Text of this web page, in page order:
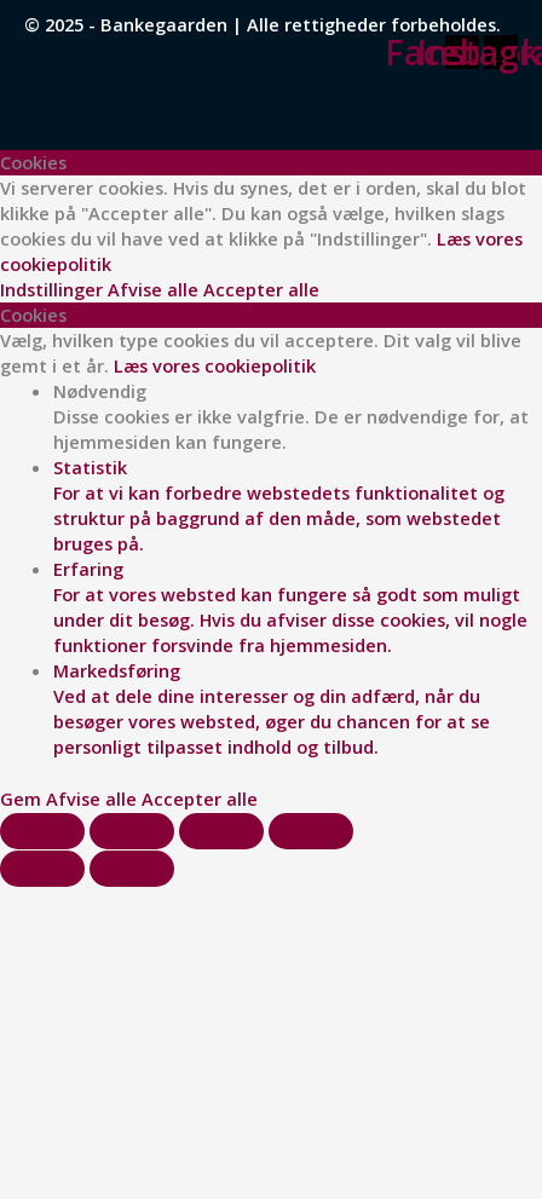
© 2025 - Bankegaarden | Alle rettigheder forbeholdes.
Facebook
Cookies
Vi serverer cookies. Hvis du synes, det er i orden, skal du blot
klikke på "Accepter alle". Du kan også vælge, hvilken slags
cookies du vil have ved at klikke på "Indstillinger". Læs vores
cookiepolitik
Indstillinger Afvise alle Accepter alle
Cookies
Vælg, hvilken type cookies du vil acceptere. Dit valg vil blive
gemt i et år. Læs vores cookiepolitik
Nødvendig
Disse cookies er ikke valgfrie. De er nødvendige for, at
hjemmesiden kan fungere.
Statistik
For at vi kan forbedre webstedets funktionalitet og
struktur på baggrund af den måde, som webstedet
bruges på.
Erfaring
For at vores websted kan fungere så godt som muligt
under dit besøg. Hvis du afviser disse cookies, vil nogle
funktioner forsvinde fra hjemmesiden.
Markedsføring
Ved at dele dine interesser og din adfærd, når du
besøger vores websted, øger du chancen for at se
personligt tilpasset indhold og tilbud.
Gem Afvise alle Accepter alle